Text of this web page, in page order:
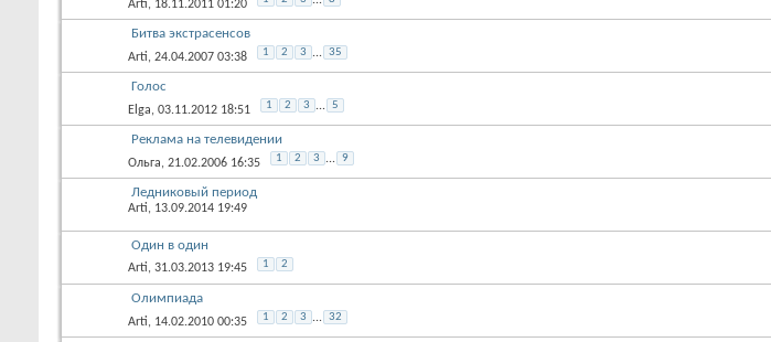
Arti, 18.11.2011 01:20
Битва экстрасенсов
Arti, 24.04.2007 03:38 1 2 3 ... 35
Голос
Elga, 03.11.2012 18:51 1 2 3 ... 5
Реклама на телевидении
Ольга, 21.02.2006 16:35 1 2 3 ... 9
Ледниковый период
Arti, 13.09.2014 19:49
Один в один
Arti, 31.03.2013 19:45 1 2
Олимпиада
Arti, 14.02.2010 00:35 1 2 3 ... 32